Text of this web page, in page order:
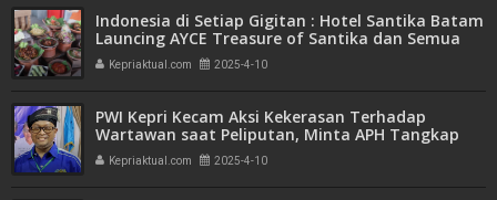
Indonesia di Setiap Gigitan : Hotel Santika Batam
Launcing AYCE Treasure of Santika dan Semua
Tentang Bali
Kepriaktual.com 2025-4-10
PWI Kepri Kecam Aksi Kekerasan Terhadap
Wartawan saat Peliputan, Minta APH Tangkap
Pelaku Pemukulan
Kepriaktual.com 2025-4-10